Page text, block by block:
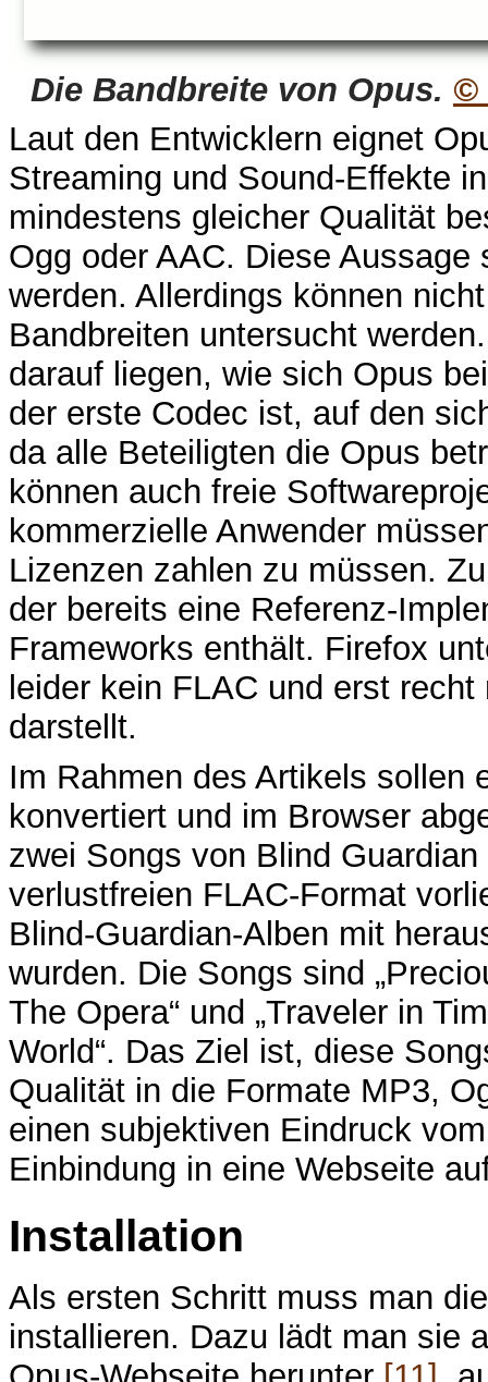
Die Bandbreite von Opus. ©
Laut den Entwicklern eignet
Streaming und Sound-Effekte
mindestens gleicher Qualität
Ogg oder AAC. Diese
werden. Allerdings können
Bandbreiten untersucht
darauf liegen, wie sich Opus
der erste Codec ist, auf den
da alle Beteiligten die Opus
können auch freie
kommerzielle Anwender
Lizenzen zahlen zu müssen.
der bereits eine Referenz-
Frameworks enthält. Firefox
leider kein FLAC und erst
darstellt.
Im Rahmen des Artikels sollen
konvertiert und im Browser
zwei Songs von Blind
verlustfreien FLAC-Format
Blind-Guardian-Alben mit
wurden. Die Songs sind
The Opera“ und „Traveler in
World“. Das Ziel ist, diese
Qualität in die Formate MP3,
einen subjektiven Eindruck
Einbindung in eine Webseite
Installation
Als ersten Schritt muss man
installieren. Dazu lädt man sie